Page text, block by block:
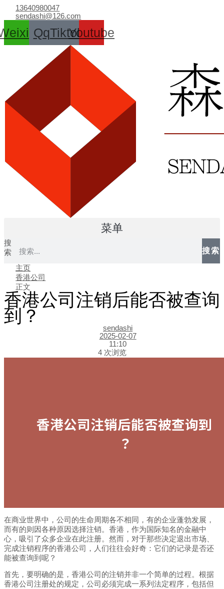
容
13640980047
sendashi@126.com
QqTiktokYoutube
菜单
搜
索
搜索
主页
香港公司
正文
香港公司注销后能否被查询
到？
sendashi
2025-02-07
11:10
4 次浏览
在商业世界中，公司的生命周期各不相同，有的企业蓬勃发展，
而有的则因各种原因选择注销。香港，作为国际知名的金融中
心，吸引了众多企业在此注册。然而，对于那些决定退出市场、
完成注销程序的香港公司，人们往往会好奇：它们的记录是否还
能被查询到呢？
首先，要明确的是，香港公司的注销并非一个简单的过程。根据
香港公司注册处的规定，公司必须完成一系列法定程序，包括但